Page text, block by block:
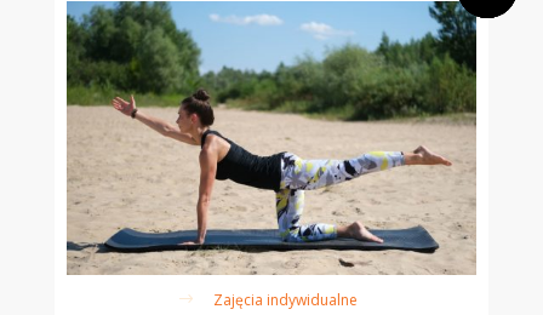
$ Zajęcia indywidualne